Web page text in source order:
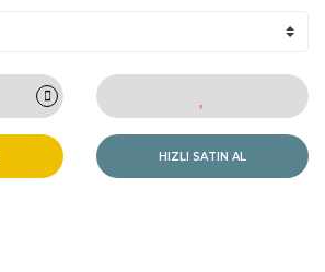
HIZLI SATIN AL